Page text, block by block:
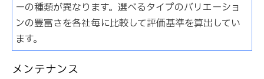
ーの種類が異なります。選べるタイプのバリエーショ
ンの豊富さを各社毎に比較して評価基準を算出してい
ます。
メンテナンス